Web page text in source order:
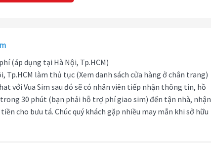
(áp dụng tại Hà Nội, Tp.HCM)
Tp.HCM làm thủ tục (Xem danh sách cửa hàng ở chân trang)
với Vua Sim sau đó sẽ có nhân viên tiếp nhận thông tin, hồ
30 phút (bạn phải hỗ trợ phí giao sim) đến tận nhà, nhận
cho bưu tá. Chúc quý khách gặp nhiều may mắn khi sở hữu